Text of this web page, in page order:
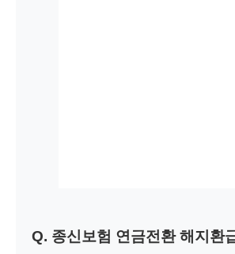
Q. 종신보험 연금전환 해지환